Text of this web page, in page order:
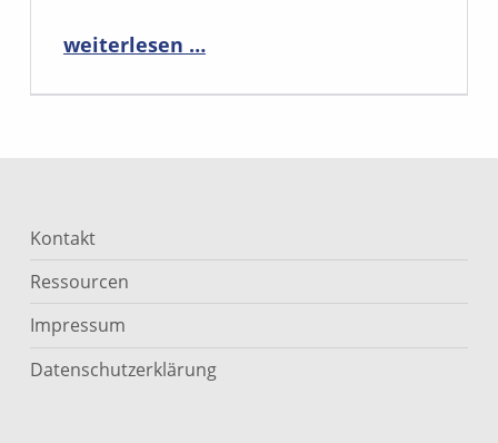
weiterlesen …
Kontakt
Ressourcen
Impressum
Datenschutzerklärung